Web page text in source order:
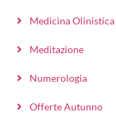
Medicina Olinistica
Meditazione
Numerologia
Offerte Autunno